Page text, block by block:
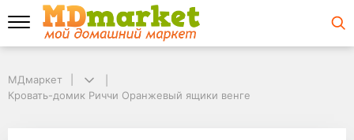
Кровать-домик Риччи Оранжевый ящики венге
Кровать-домик
МДмаркет
Кровать-домик Риччи Оранжевый ящики венге